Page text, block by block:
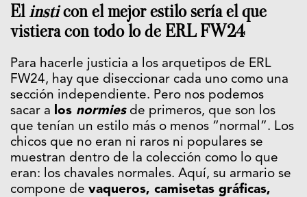
El insticon el mejor estilo sería el que
vistiera con todo lo de ERL FW24
Para hacerle justicia a los arquetipos de ERL
FW24, hay que diseccionar cada uno como una
sección independiente. Pero nos podemos
sacar a los normiesde primeros, que son los
que tenían un estilo más o menos “normal”. Los
chicos que no eran ni raros ni populares se
muestran dentro de la colección como lo que
eran: los chavales normales. Aquí, su armario se
compone de vaqueros, camisetas gráficas,